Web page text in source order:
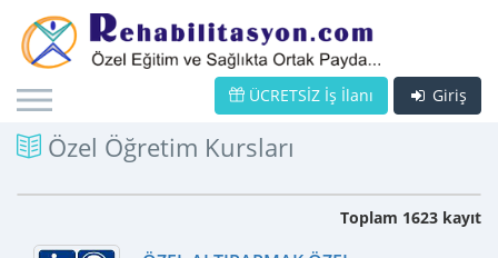
Giriş
ÜCRETSİZ İş İlanı
Özel Öğretim Kursları
Toplam 1623 kayıt